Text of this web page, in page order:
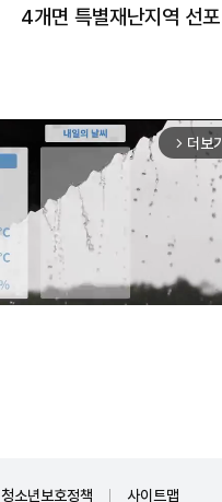
4개면 특별재난지역 선포
arrow_forward_ios 더보기
청소년보호정책 사이트맵